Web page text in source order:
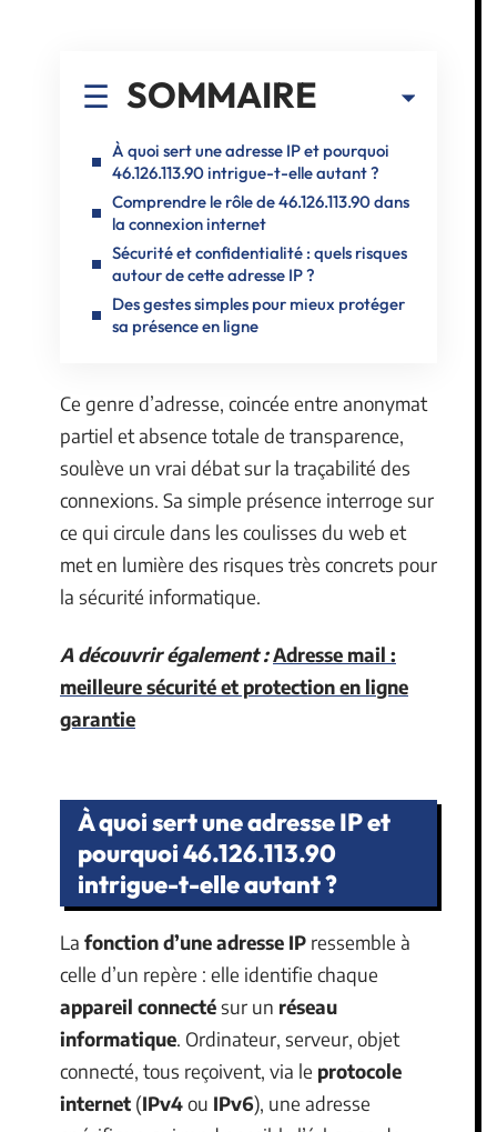
SOMMAIRE
À quoi sert une adresse IP et pourquoi
46.126.113.90 intrigue-t-elle autant ?
Comprendre le rôle de 46.126.113.90 dans
la connexion internet
Sécurité et confidentialité : quels risques
autour de cette adresse IP ?
Des gestes simples pour mieux protéger
sa présence en ligne
Ce genre d’adresse, coincée entre anonymat
partiel et absence totale de transparence,
soulève un vrai débat sur la traçabilité des
connexions. Sa simple présence interroge sur
ce qui circule dans les coulisses du web et
met en lumière des risques très concrets pour
la sécurité informatique.
A découvrir également :Adresse mail :
meilleure sécurité et protection en ligne
garantie
À quoi sert une adresse IP et
pourquoi 46.126.113.90
intrigue-t-elle autant ?
La fonction d’une adresse IP ressemble à
celle d’un repère : elle identifie chaque
appareil connectésur un réseau
informatique. Ordinateur, serveur, objet
connecté, tous reçoivent, via le protocole
internet (IPv4ou IPv6), une adresse